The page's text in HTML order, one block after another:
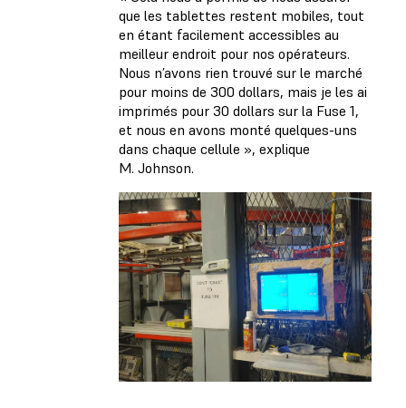
que les tablettes restent mobiles, tout
en étant facilement accessibles au
meilleur endroit pour nos opérateurs.
Nous n’avons rien trouvé sur le marché
pour moins de 300 dollars, mais je les ai
imprimés pour 30 dollars sur la Fuse 1,
et nous en avons monté quelques-uns
dans chaque cellule », explique
M. Johnson.